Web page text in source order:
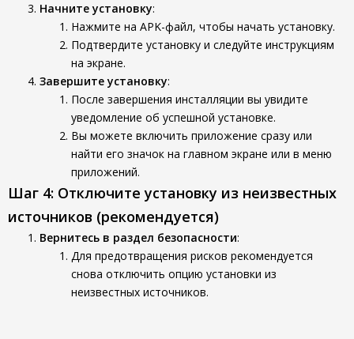
Начните установку:
Нажмите на APK-файл, чтобы начать установку.
Подтвердите установку и следуйте инструкциям
на экране.
Завершите установку:
После завершения инсталляции вы увидите
уведомление об успешной установке.
Вы можете включить приложение сразу или
найти его значок на главном экране или в меню
приложений.
Шаг 4: Отключите установку из неизвестных
источников (рекомендуется)
Вернитесь в раздел безопасности:
Для предотвращения рисков рекомендуется
снова отключить опцию установки из
неизвестных источников.